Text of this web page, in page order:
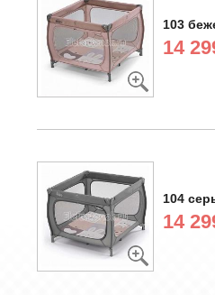
103
14
104
14